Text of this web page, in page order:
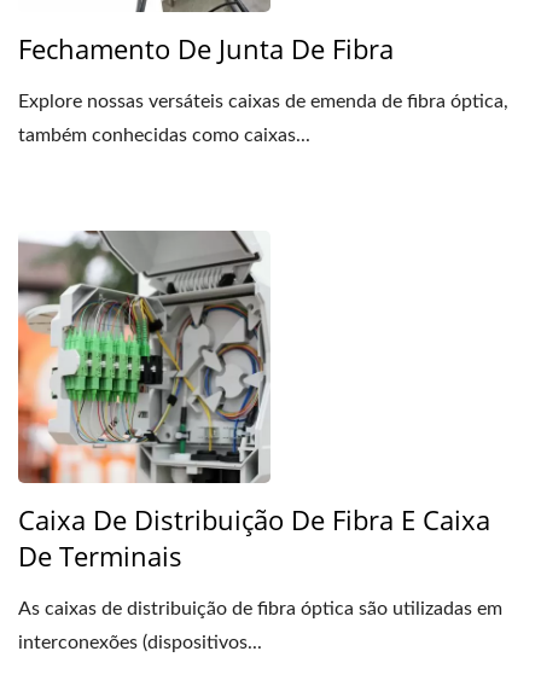
Fechamento De Junta De Fibra
Explore nossas versáteis caixas de emenda de fibra óptica,
também conhecidas como caixas...
Caixa De Distribuição De Fibra E Caixa
De Terminais
As caixas de distribuição de fibra óptica são utilizadas em
interconexões (dispositivos...